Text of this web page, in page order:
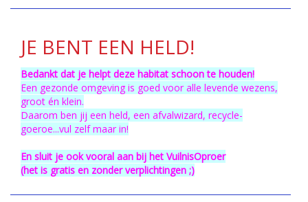
JE BENT EEN HELD!
Bedankt dat je helpt deze habitat schoon te houden!
Een gezonde omgeving is goed voor alle levende wezens,
groot én klein.
Daarom ben jij een held, een afvalwizard, recycle-
goeroe...vul zelf maar in!
En sluit je ook vooral aan bij het VuilnisOproer
(het is gratis en zonder verplichtingen ;)